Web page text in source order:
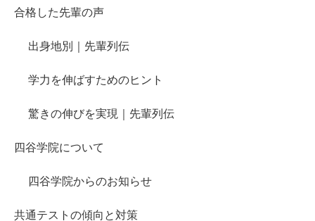
合格した先輩の声
出身地別｜先輩列伝
学力を伸ばすためのヒント
驚きの伸びを実現｜先輩列伝
四谷学院について
四谷学院からのお知らせ
共通テストの傾向と対策